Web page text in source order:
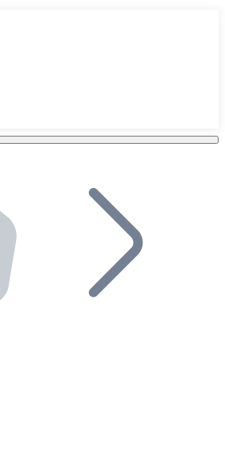
en tu plataforma.
Bitnovo en tu negocio y permite que
en tu ecosistema.
de distribuidores.
a nuestro ecosistema.